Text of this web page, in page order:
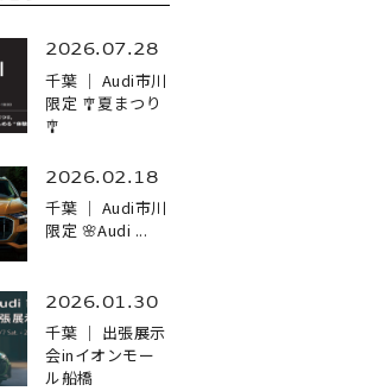
2026.07.28
千葉 ｜ Audi市川
限定 🎐夏まつり
🎐
2026.02.18
千葉 ｜ Audi市川
限定 🌸Audi ...
2026.01.30
千葉 ｜ 出張展示
会inイオンモー
ル船橋